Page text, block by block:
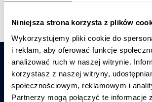
Niniejsza strona korzysta z plików
Wykorzystujemy pliki cookie do
i reklam, aby oferować funkcje
analizować ruch w naszej witrynie.
korzystasz z naszej witryny,
społecznościowym, reklamowym i
Partnerzy mogą połączyć te informacje
Zapytaj AI o podsumowanie
ChatGPT
Claude